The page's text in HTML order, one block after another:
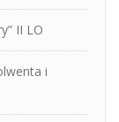
II LO
i